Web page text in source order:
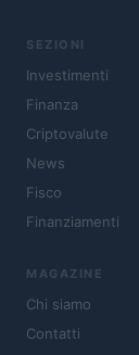
SEZIONI
Investimenti
Finanza
Criptovalute
News
Fisco
Finanziamenti
MAGAZINE
Chi siamo
Contatti